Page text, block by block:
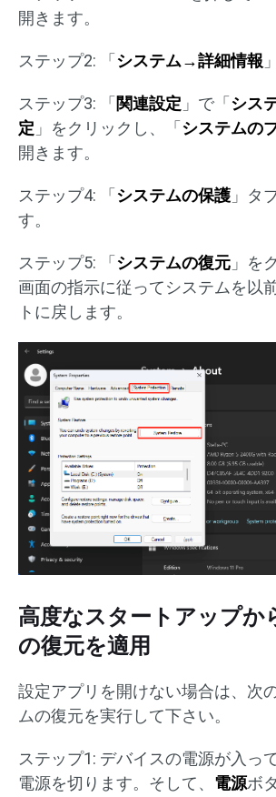
開きます。
ステップ2: 「 システム→詳細情報
ステップ3: 「 関連設定 」で「 シス
定 」をクリックし、「 システムの
開きます。
ステップ4: 「 システムの保護 」タ
す。
ステップ5: 「 システムの復元 」を
画面の指示に従ってシステムを以
トに戻します。
高度なスタートアップか
の復元を適用
設定アプリを開けない場合は、次
ムの復元を実行して下さい。
ステップ1: デバイスの電源が入っ
電源を切ります。そして、 電源ボ